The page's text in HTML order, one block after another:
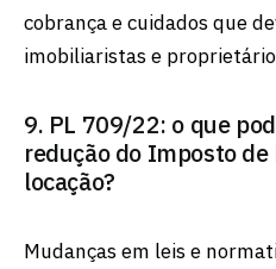
cobrança e cuidados que
imobiliaristas e
9. PL 709/22: o que
redução do Imposto de
locação?
Mudanças em leis e